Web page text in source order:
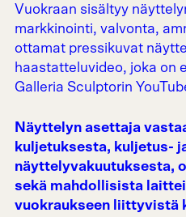
Vuokraan sisältyy
markkinointi, valvonta,
ottamat pressikuvat
haastatteluvideo, joka on
Galleria Sculptorin
Näyttelyn asettaja
kuljetuksesta, kuljetus-
näyttelyvakuutuksesta,
sekä mahdollisista
vuokraukseen liittyvistä